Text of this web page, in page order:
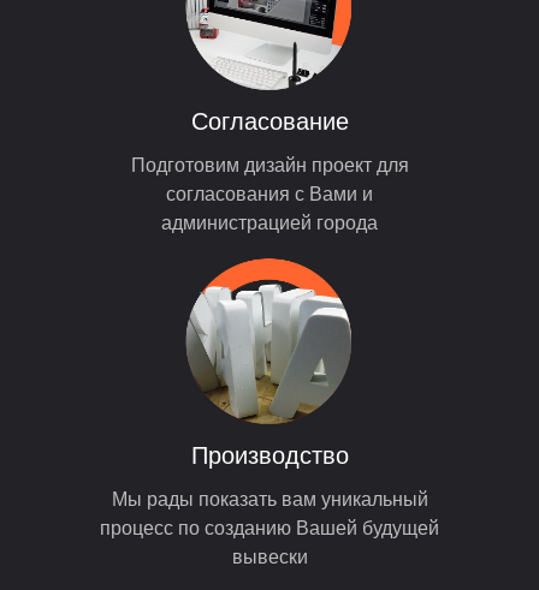
Подготовим дизайн проект для
согласования с Вами и
администрацией города
Согласование
Мы рады показать вам уникальный
процесс по созданию Вашей будущей
вывески
Производство